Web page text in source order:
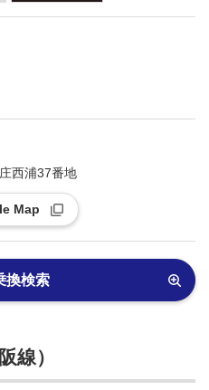
西浦37番地
Map
換検索
線）